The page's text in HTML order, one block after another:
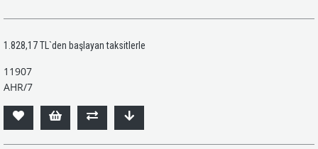
1.828,17 TL `den başlayan taksitlerle
11907
AHR/7